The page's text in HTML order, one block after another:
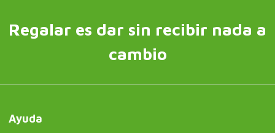
Regalar es dar sin recibir nada a
cambio
Ayuda